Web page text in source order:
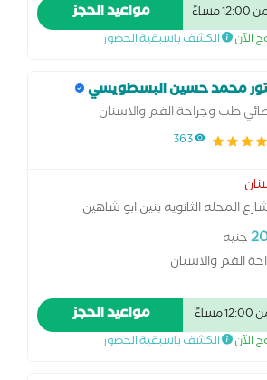
مواعيد الحجز
الآن الكشف باسبقية الحضور
محمد حسين البسطويسي
طب وجراحة الفم والاسنان
363
المحله الثانويه بنين ابو شاهين
جنيه
الفم والاسنان
مواعيد الحجز
الآن الكشف باسبقية الحضور